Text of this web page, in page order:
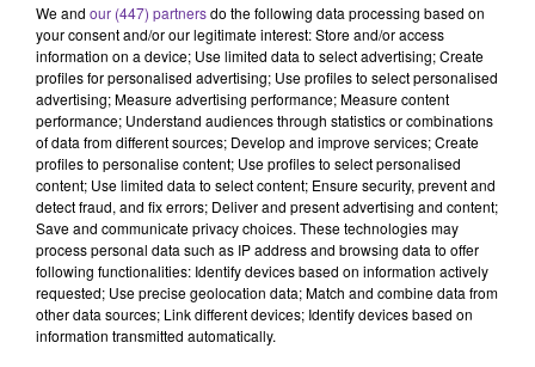
RADIO ORIENT SPORT
20 décembre 2019 - 7 min 55 sec
RADIO ORIENT SPORT
Radio Orient
RADIO ORIENT SPORT
We and our (447) partnersdo the following data processing based on
your consent and/or our legitimate interest: Store and/or access
information on a device; Use limited data to select advertising; Create
profiles for personalised advertising; Use profiles to select personalised
advertising; Measure advertising performance; Measure content
performance; Understand audiences through statistics or combinations
of data from different sources; Develop and improve services; Create
profiles to personalise content; Use profiles to select personalised
content; Use limited data to select content; Ensure security, prevent and
detect fraud, and fix errors; Deliver and present advertising and content;
Save and communicate privacy choices. These technologies may
process personal data such as IP address and browsing data to offer
following functionalities: Identify devices based on information actively
requested; Use precise geolocation data; Match and combine data from
other data sources; Link different devices; Identify devices based on
information transmitted automatically.